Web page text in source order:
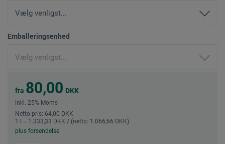
Emballeringsenhed
fra 80,00 DKK
inkl. 25% Moms
Netto pris: 64,00 DKK
1 l = 1.333,33 DKK / (netto: 1.066,66 DKK)
plus forsendelse